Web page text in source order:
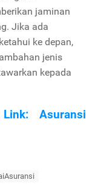
jaminan
Jika ada
ke depan,
jenis
kepada
Asuransi